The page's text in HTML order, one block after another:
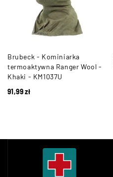
Brubeck - Kominiarka
termoaktywna Ranger Wool -
Khaki - KM1037U
91,99zł